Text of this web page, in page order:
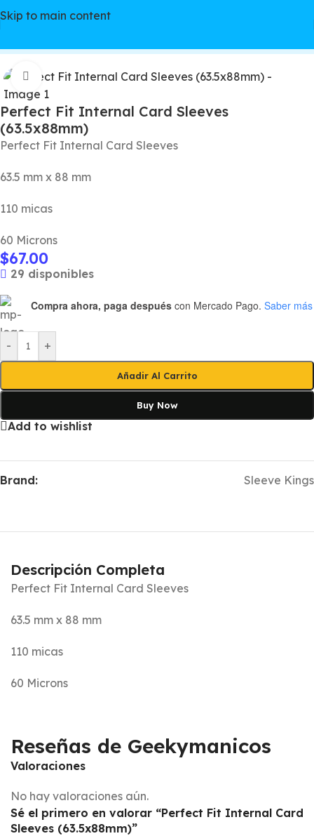
Skip to main content
Click to enlarge
Perfect Fit Internal Card Sleeves
(63.5x88mm)
Perfect Fit Internal Card Sleeves
63.5 mm x 88 mm
110 micas
60 Microns
$67.00
29 disponibles
Compra ahora, paga después con Mercado Pago. Saber más
- +
Añadir Al Carrito
Buy Now
Add to wishlist
Brand: Sleeve Kings
Descripción Completa
Perfect Fit Internal Card Sleeves
63.5 mm x 88 mm
110 micas
60 Microns
Reseñas de Geekymanicos
Valoraciones
No hay valoraciones aún.
Sé el primero en valorar “Perfect Fit Internal Card
Sleeves (63.5x88mm)”